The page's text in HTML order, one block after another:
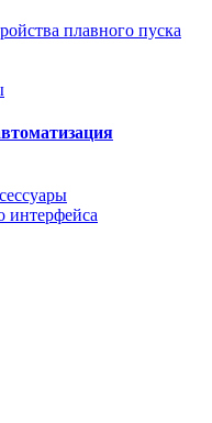
плавного пуска
интерфейса